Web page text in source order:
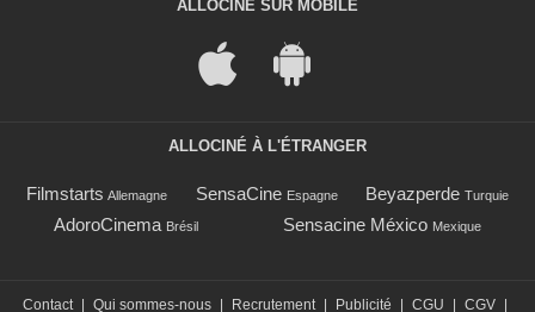
ALLOCINÉ SUR MOBILE
ALLOCINÉ À L'ÉTRANGER
Filmstarts Allemagne SensaCine Espagne Beyazperde Turquie
AdoroCinema Brésil Sensacine México Mexique
Contact | Qui sommes-nous | Recrutement | Publicité | CGU | CGV |